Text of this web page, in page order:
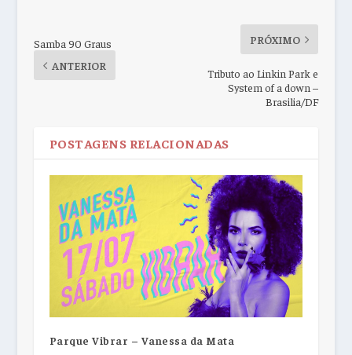
Samba 90 Graus
ANTERIOR
PRÓXIMO
Tributo ao Linkin Park e
System of a down –
Brasilia/DF
POSTAGENS RELACIONADAS
Parque Vibrar – Vanessa da Mata